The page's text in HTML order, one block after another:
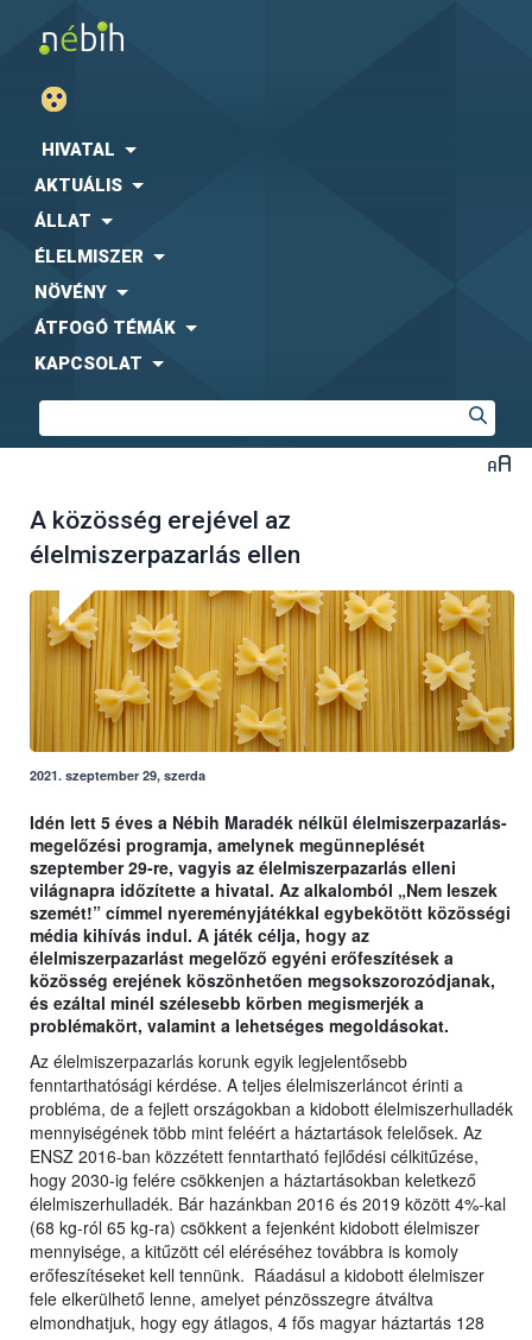
HIVATAL
AKTUÁLIS
ÁLLAT
ÉLELMISZER
NÖVÉNY
ÁTFOGÓ TÉMÁK
KAPCSOLAT
A közösség erejével az
élelmiszerpazarlás ellen
2021. szeptember 29, szerda
Idén lett 5 éves a Nébih Maradék nélkül élelmiszerpazarlás-
megelőzési programja, amelynek megünneplését
szeptember 29-re, vagyis az élelmiszerpazarlás elleni
világnapra időzítette a hivatal. Az alkalomból „Nem leszek
szemét!” címmel nyereményjátékkal egybekötött közösségi
média kihívás indul. A játék célja, hogy az
élelmiszerpazarlást megelőző egyéni erőfeszítések a
közösség erejének köszönhetően megsokszorozódjanak,
és ezáltal minél szélesebb körben megismerjék a
problémakört, valamint a lehetséges megoldásokat.
Az élelmiszerpazarlás korunk egyik legjelentősebb
fenntarthatósági kérdése. A teljes élelmiszerláncot érinti a
probléma, de a fejlett országokban a kidobott élelmiszerhulladék
mennyiségének több mint feléért a háztartások felelősek. Az
ENSZ 2016-ban közzétett fenntartható fejlődési célkitűzése,
hogy 2030-ig felére csökkenjen a háztartásokban keletkező
élelmiszerhulladék. Bár hazánkban 2016 és 2019 között 4%-kal
(68 kg-ról 65 kg-ra) csökkent a fejenként kidobott élelmiszer
mennyisége, a kitűzött cél eléréséhez továbbra is komoly
erőfeszítéseket kell tennünk. Ráadásul a kidobott élelmiszer
fele elkerülhető lenne, amelyet pénzösszegre átváltva
elmondhatjuk, hogy egy átlagos, 4 fős magyar háztartás 128